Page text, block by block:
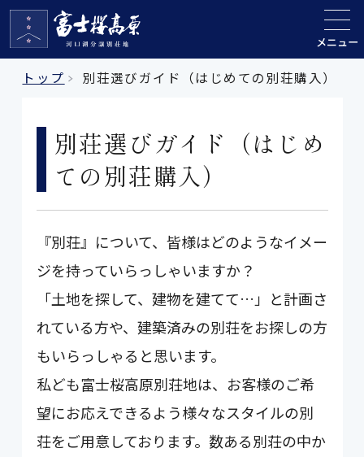
メニュー
トップ 別荘選びガイド（はじめての別荘購入）
別荘選びガイド（はじめ
ての別荘購入）
『別荘』について、皆様はどのようなイメー
ジを持っていらっしゃいますか？
「土地を探して、建物を建てて…」と計画さ
れている方や、建築済みの別荘をお探しの方
もいらっしゃると思います。
私ども富士桜高原別荘地は、お客様のご希
望にお応えできるよう様々なスタイルの別
荘をご用意しております。数ある別荘の中か